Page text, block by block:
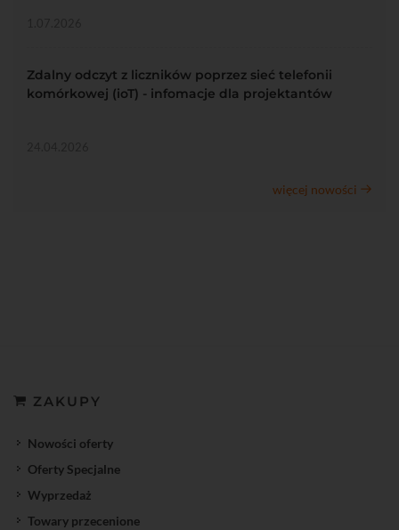
Zdalny odczyt z liczników poprzez sieć telefonii
komórkowej (ioT) - infomacje dla projektantów
więcej nowości
ZAKUPY
Nowości oferty
Oferty Specjalne
Wyprzedaż
Towary przecenione